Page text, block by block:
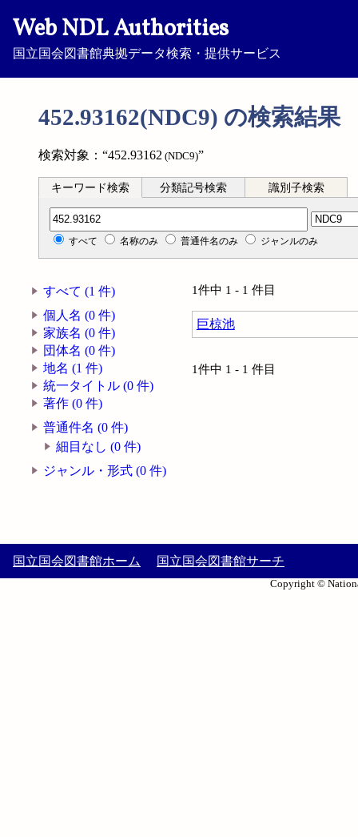
Web NDL Authorities
国立国会図書館典拠データ検索・提供サービス
452.93162(NDC9) の検索結果
検索対象：“452.93162 (NDC9)”
キーワード検索 分類記号検索 識別子検索
分類記号検索
すべて 名称のみ 普通件名のみ ジャンルのみ
すべて (1 件)
個人名 (0 件)
家族名 (0 件)
団体名 (0 件)
地名 (1 件)
統一タイトル (0 件)
著作 (0 件)
普通件名 (0 件)
細目なし (0 件)
ジャンル・形式 (0 件)
1件中 1 - 1 件目
巨椋池
1件中 1 - 1 件目
国立国会図書館ホーム 国立国会図書館サーチ
Copyright ©